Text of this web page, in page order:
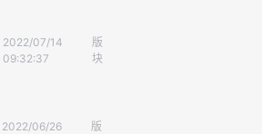
闫闫闫
2022/07/14
09:32:37
版
块
赫塔穆勒
2022/06/26
版